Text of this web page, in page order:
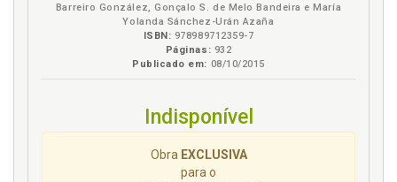
Barreiro González, Gonçalo S. de Melo Bandeira e María
Yolanda Sánchez-Urán Azaña
ISBN: 978989712359-7
Páginas: 932
Publicado em: 08/10/2015
Indisponível
Obra EXCLUSIVA
para o